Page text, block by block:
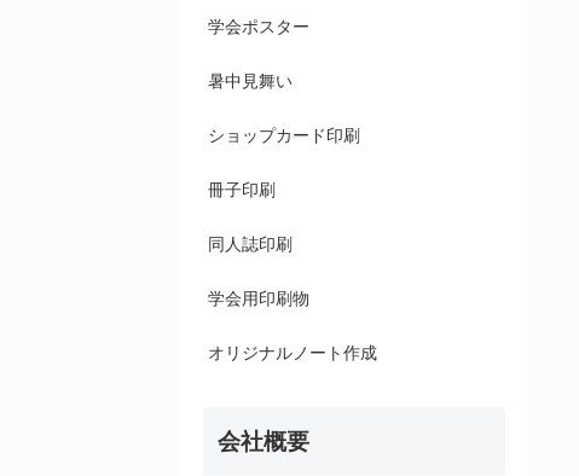
学会ポスター
暑中見舞い
ショップカード印刷
冊子印刷
同人誌印刷
学会用印刷物
オリジナルノート作成
会社概要